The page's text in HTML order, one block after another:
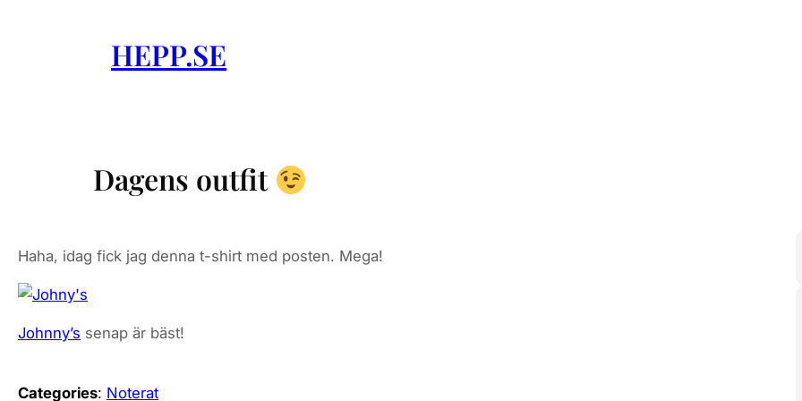
HEPP.SE
Dagens outfit
Haha, idag fick jag denna t-shirt med posten. Mega!
Johnny’s senap är bäst!
Categories: Noterat